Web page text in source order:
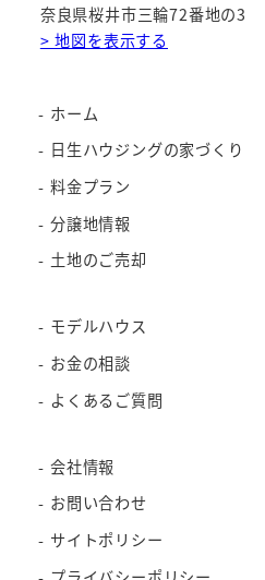
奈良県桜井市三輪72番地の3
> 地図を表示する
ホーム
日生ハウジングの家づくり
料金プラン
分譲地情報
土地のご売却
モデルハウス
お金の相談
よくあるご質問
会社情報
お問い合わせ
サイトポリシー